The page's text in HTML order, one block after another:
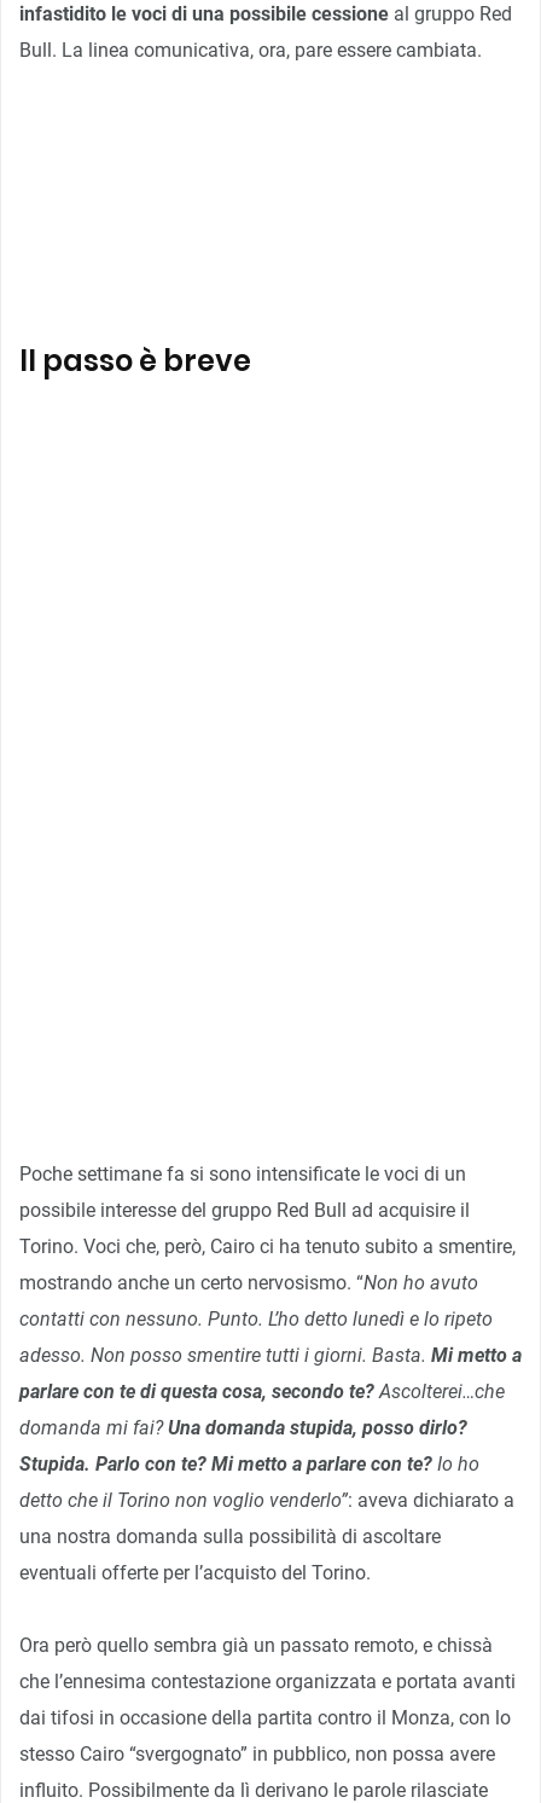
infastidito le voci di una possibile cessione al gruppo Red
Bull. La linea comunicativa, ora, pare essere cambiata.
Il passo è breve
Poche settimane fa si sono intensificate le voci di un
possibile interesse del gruppo Red Bull ad acquisire il
Torino. Voci che, però, Cairo ci ha tenuto subito a smentire,
mostrando anche un certo nervosismo. “Non ho avuto
contatti con nessuno. Punto. L’ho detto lunedì e lo ripeto
adesso. Non posso smentire tutti i giorni. Basta. Mi metto a
parlare con te di questa cosa, secondo te? Ascolterei…che
domanda mi fai?Una domanda stupida, posso dirlo?
Stupida. Parlo con te? Mi metto a parlare con te? Io ho
detto che il Torino non voglio venderlo”: aveva dichiarato a
una nostra domanda sulla possibilità di ascoltare
eventuali offerte per l’acquisto del Torino.
Ora però quello sembra già un passato remoto, e chissà
che l’ennesima contestazione organizzata e portata avanti
dai tifosi in occasione della partita contro il Monza, con lo
stesso Cairo “svergognato” in pubblico, non possa avere
influito. Possibilmente da lì derivano le parole rilasciate